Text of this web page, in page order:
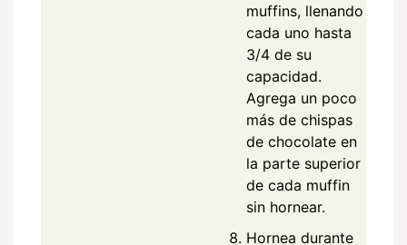
muffins, llenando
cada uno hasta
3/4 de su
capacidad.
Agrega un poco
más de chispas
de chocolate en
la parte superior
de cada muffin
sin hornear.
Hornea durante